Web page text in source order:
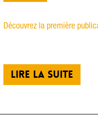
Découvrez la première
LIRE LA SUITE